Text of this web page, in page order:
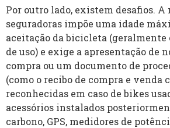
Por outro lado, existem desafios. A
seguradoras impõe uma idade
aceitação da bicicleta (geralmente
de uso) e exige a apresentação de
compra ou um documento de
(como o recibo de compra e venda
reconhecidas em caso de bikes
acessórios instalados
carbono, GPS, medidores de